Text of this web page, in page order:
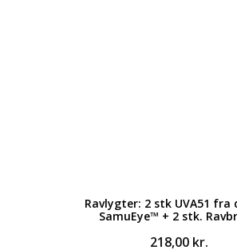
Ravlygter: 2 stk UVA51 fra
SamuEye™ + 2 stk.
218,00 kr.